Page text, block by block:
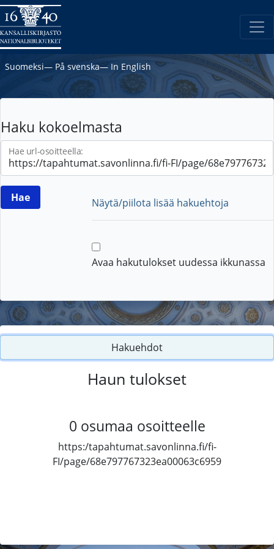
Suomeksi― På svenska― In English
Haku kokoelmasta
Hae url-osoitteella:
Näytä/piilota lisää hakuehtoja
Avaa hakutulokset uudessa ikkunassa
Hakuehdot
Haun tulokset
0 osumaa osoitteelle
https:/tapahtumat.savonlinna.fi/fi-
FI/page/68e797767323ea00063c6959